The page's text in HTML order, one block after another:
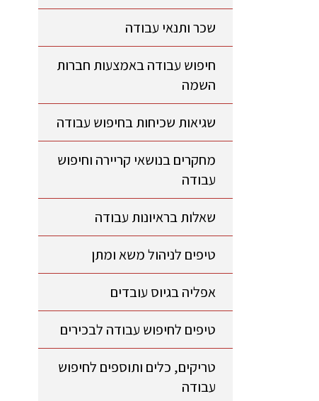
שכר ותנאי עבודה
חיפוש עבודה באמצעות חברות
השמה
שגיאות שכיחות בחיפוש עבודה
מחקרים בנושאי קריירה וחיפוש
עבודה
שאלות בראיונות עבודה
טיפים לניהול משא ומתן
אפליה בגיוס עובדים
טיפים לחיפוש עבודה לבכירים
טריקים, כלים ותוספים לחיפוש
עבודה